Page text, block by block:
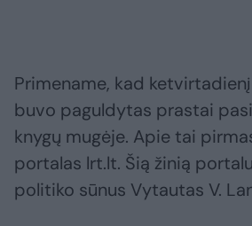
Primename, kad
buvo paguldytas prastai
knygų mugėje. Apie tai
portalas lrt.lt. Šią žinią
politiko sūnus Vytautas V.